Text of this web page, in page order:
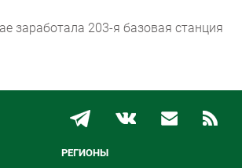
заработала 203-я базовая станция
РЕГИОНЫ